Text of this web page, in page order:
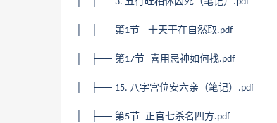
│ ├── 第1节 十天干在自然取.pdf
│ ├── 第17节 喜用忌神如何找.pdf
│ ├── 15. 八字宫位安六亲（笔记） .pdf
│ ├── 第5节 正官七杀名四方.pdf